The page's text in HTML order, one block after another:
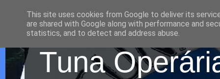
Tuna
This site uses cookies from Google to deliver its
are shared with Google along with performance and
statistics, and to detect and address abuse.